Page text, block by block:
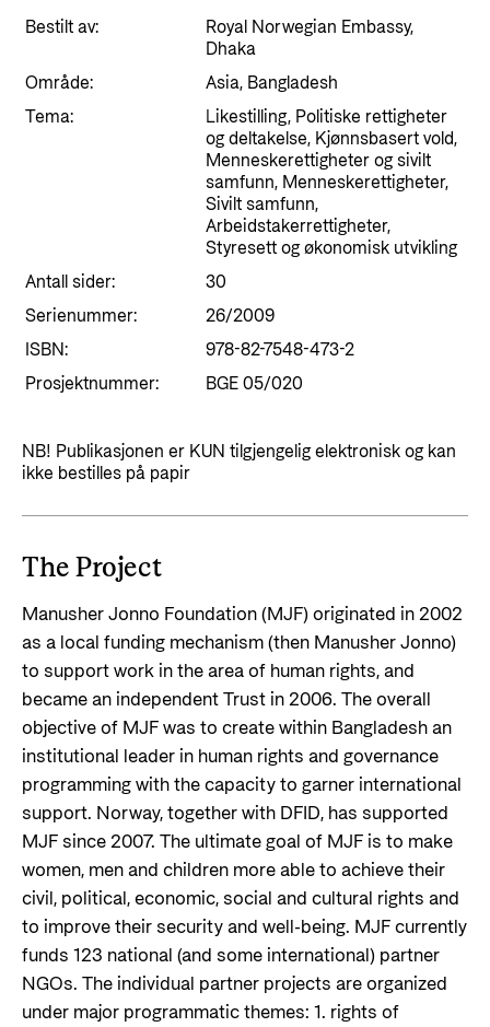
Styresett og økonomisk utvikling
For næringslivet
Statsgarantiordningen for investeringer i
Norad - Partnerskap med privat sektor
Viktige dokumenter og lenker
Partnerfordeling
Evalueringer (Norec)
Historie
Norads Varslingstjeneste
Presse og media
Postjournal
Bestilt av:
Royal Norwegian Embassy,
Dhaka
Område:
Asia, Bangladesh
Tema:
Likestilling, Politiske rettigheter
og deltakelse, Kjønnsbasert vold,
Menneskerettigheter og sivilt
samfunn, Menneskerettigheter,
Sivilt samfunn,
Arbeidstakerrettigheter,
Styresett og økonomisk utvikling
Antall sider:
30
Serienummer:
26/2009
ISBN:
978-82-7548-473-2
Prosjektnummer:
BGE 05/020
NB! Publikasjonen er KUN tilgjengelig elektronisk og kan
ikke bestilles på papir
The Project
Manusher Jonno Foundation (MJF) originated in 2002
as a local funding mechanism (then Manusher Jonno)
to support work in the area of human rights, and
became an independent Trust in 2006. The overall
objective of MJF was to create within Bangladesh an
institutional leader in human rights and governance
programming with the capacity to garner international
support. Norway, together with DFID, has supported
MJF since 2007. The ultimate goal of MJF is to make
women, men and children more able to achieve their
civil, political, economic, social and cultural rights and
to improve their security and well-being. MJF currently
funds 123 national (and some international) partner
NGOs. The individual partner projects are organized
under major programmatic themes: 1. rights of